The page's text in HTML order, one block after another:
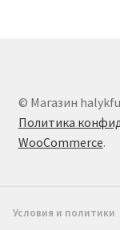
© Магазин
Политика
WooCommerce.
Условия и политики